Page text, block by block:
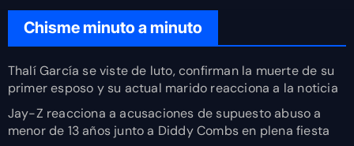
Chisme minuto a minuto
Thalí García se viste de luto, confirman la muerte de su
primer esposo y su actual marido reacciona a la noticia
Jay-Z reacciona a acusaciones de supuesto abuso a
menor de 13 años junto a Diddy Combs en plena fiesta